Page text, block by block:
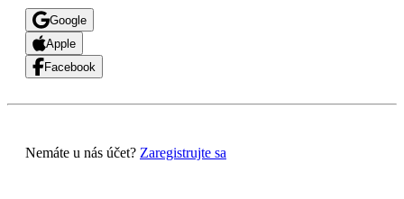
Google
Apple
Facebook
Nemáte u nás účet? Zaregistrujte sa